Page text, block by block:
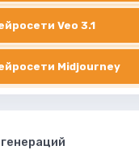
Veo 3.1
Midjourney